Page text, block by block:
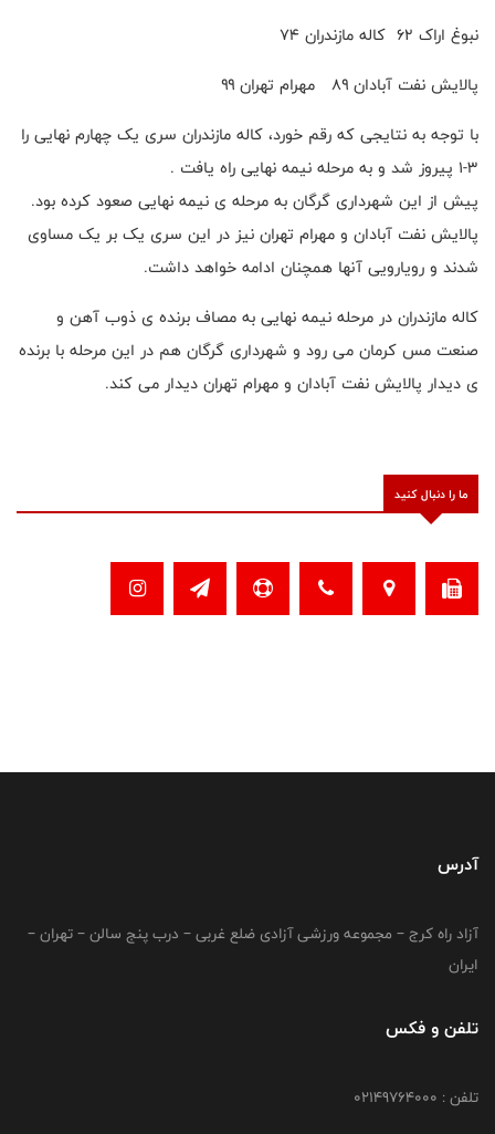
نبوغ اراک ۶۲ کاله مازندران ۷۴
پالایش نفت آبادان ۸۹ مهرام تهران ۹۹
با توجه به نتایجی که رقم خورد، کاله مازندران سری یک چهارم نهایی را
۳-۱ پیروز شد و به مرحله نیمه نهایی راه یافت .
پیش از این شهرداری گرگان به مرحله ی نیمه نهایی صعود کرده بود.
پالایش نفت آبادان و مهرام تهران نیز در این سری یک بر یک مساوی
شدند و رویارویی آنها همچنان ادامه خواهد داشت.
کاله مازندران در مرحله نیمه نهایی به مصاف برنده ی ذوب آهن و
صنعت مس کرمان می رود و شهرداری گرگان هم در این مرحله با برنده
ی دیدار پالایش نفت آبادان و مهرام تهران دیدار می کند.
ما را دنبال کنید
آدرس
آزاد راه کرج – مجموعه ورزشی آزادی ضلع غربی – درب پنج سالن – تهران –
ایران
تلفن و فکس
تلفن : 02149764000